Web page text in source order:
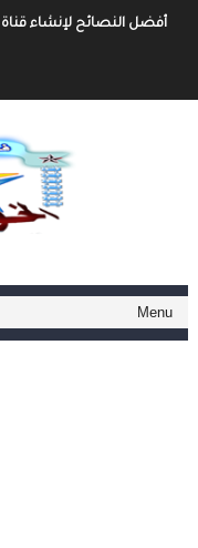
أفضل النصائح لإنشاء قناة
خطوة بخطوة كيفية إنشاء
كيفية إنشاء مدونة و
أهم مواقع العمل الحر على